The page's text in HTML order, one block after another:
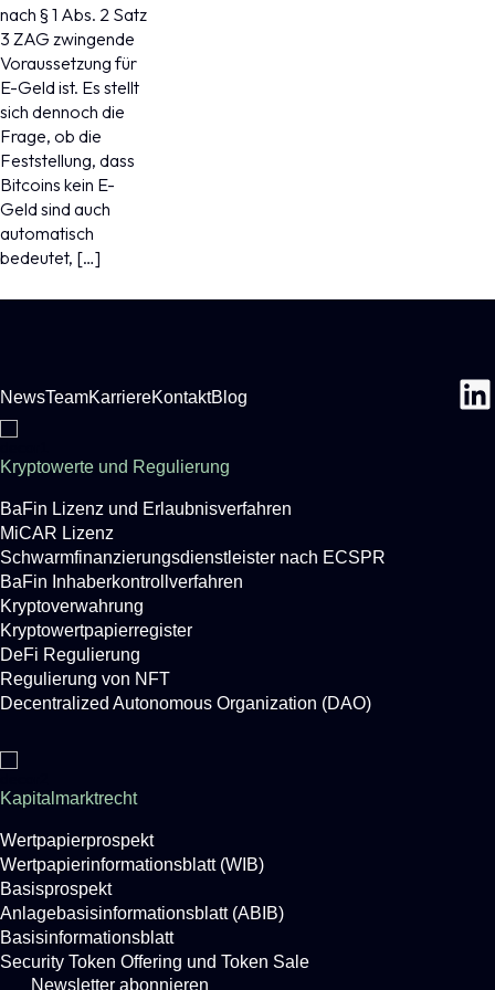
nach § 1 Abs. 2 Satz
3 ZAG zwingende
Voraussetzung für
E-Geld ist. Es stellt
sich dennoch die
Frage, ob die
Feststellung, dass
Bitcoins kein E-
Geld sind auch
automatisch
bedeutet, […]
NewsTeamKarriereKontaktBlog
Kryptowerte und Regulierung
BaFin Lizenz und Erlaubnisverfahren
MiCAR Lizenz
Schwarmfinanzierungsdienstleister nach ECSPR
BaFin Inhaberkontrollverfahren
Kryptoverwahrung
Kryptowertpapierregister
DeFi Regulierung
Regulierung von NFT
Decentralized Autonomous Organization (DAO)
Kapitalmarktrecht
Wertpapierprospekt
Wertpapierinformationsblatt (WIB)
Basisprospekt
Anlagebasisinformationsblatt (ABIB)
Basisinformationsblatt
Security Token Offering und Token Sale
Newsletter abonnieren